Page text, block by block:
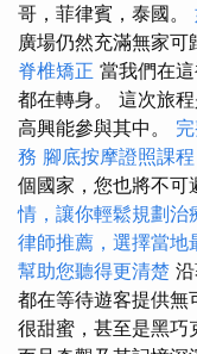
哥，菲律賓，泰國。
廣場仍然充滿無家可
脊椎矯正 當我們在
都在轉身。 這次旅
高興能參與其中。
務 腳底按摩證照課程
個國家，您也將不可
情，讓你輕鬆規劃治
律師推薦，選擇當地
幫助您聽得更清楚
都在等待遊客提供無
很甜蜜，甚至是黑巧